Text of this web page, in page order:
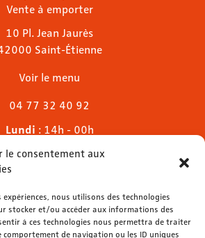
le consentement aux
nous utilisons des technologies
stocker et/ou accéder aux informations des
à ces technologies nous permettra de traiter
comportement de navigation ou les ID uniques
Vente à emporter
10 Pl. Jean Jaurès
Saint-Étienne
Voir le menu
04 77 32 40 92
Lundi : 14h - 00h
& mercredi
Jeudi
: 11h - 00h